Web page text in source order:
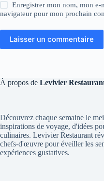
Enregistrer mon nom, mon e-
navigateur pour mon prochain
Laisser un commentaire
À propos de Levivier
Découvrez chaque semaine le
inspirations de voyage, d'idées
culinaires. Levivier Restaurant
chefs-d'œuvre pour éveiller les
expériences gustatives.